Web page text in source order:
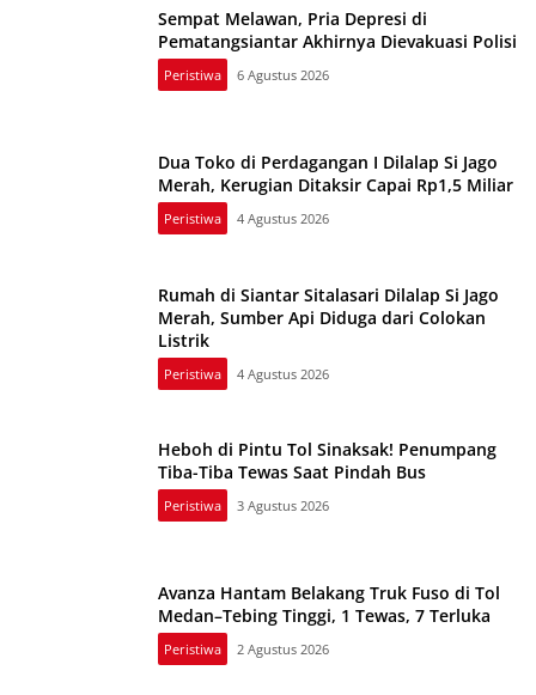
Sempat Melawan, Pria Depresi di
Pematangsiantar Akhirnya Dievakuasi Polisi
Peristiwa 6 Agustus 2026
Dua Toko di Perdagangan I Dilalap Si Jago
Merah, Kerugian Ditaksir Capai Rp1,5 Miliar
Peristiwa 4 Agustus 2026
Rumah di Siantar Sitalasari Dilalap Si Jago
Merah, Sumber Api Diduga dari Colokan
Listrik
Peristiwa 4 Agustus 2026
Heboh di Pintu Tol Sinaksak! Penumpang
Tiba-Tiba Tewas Saat Pindah Bus
Peristiwa 3 Agustus 2026
Avanza Hantam Belakang Truk Fuso di Tol
Medan–Tebing Tinggi, 1 Tewas, 7 Terluka
Peristiwa 2 Agustus 2026